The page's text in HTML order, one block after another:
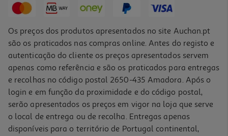
Os preços dos produtos apresentados no site Auchan.pt
são os praticados nas compras online. Antes do registo e
autenticação do cliente os preços apresentados servem
apenas como referência e são os praticados para entregas
e recolhas no código postal 2650-435 Amadora. Após o
login e em função da proximidade e do código postal,
serão apresentados os preços em vigor na loja que serve
o local de entrega ou de recolha. Entregas apenas
disponíveis para o território de Portugal continental,